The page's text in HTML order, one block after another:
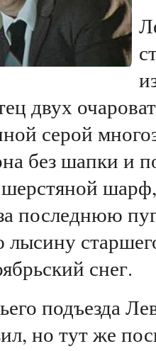
двух
серой
без шапки и
последнюю
снег.
подъезда
но тут же